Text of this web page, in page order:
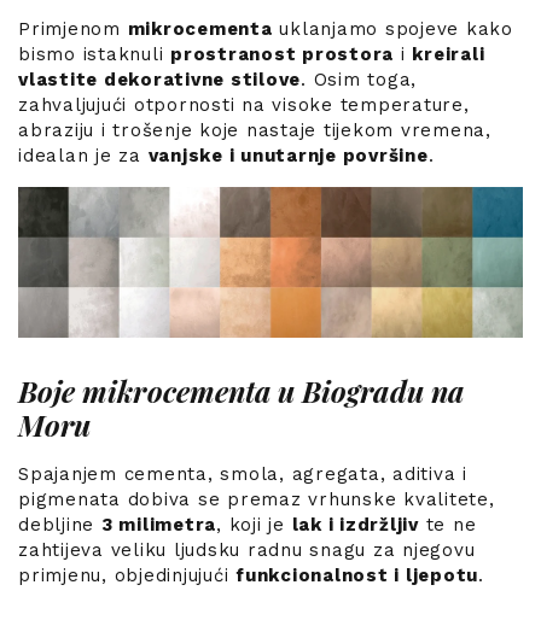
Primjenom mikrocementa uklanjamo spojeve kako
bismo istaknuli prostranost prostora i kreirali
vlastite dekorativne stilove. Osim toga,
zahvaljujući otpornosti na visoke temperature,
abraziju i trošenje koje nastaje tijekom vremena,
idealan je za vanjske i unutarnje površine.
Boje mikrocementa u Biogradu na
Moru
Spajanjem cementa, smola, agregata, aditiva i
pigmenata dobiva se premaz vrhunske kvalitete,
debljine 3 milimetra, koji je lak i izdržljivte ne
zahtijeva veliku ljudsku radnu snagu za njegovu
primjenu, objedinjujući funkcionalnost i ljepotu.